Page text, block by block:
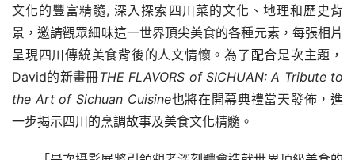
文化的豐富精髓, 深入探索四川菜的文化、地理和歷史背
景，邀請觀眾細味這一世界頂尖美食的各種元素，每張相片
呈現四川傳統美食背後的人文情懷。為了配合是次主題，
David的新畫冊THE FLAVORS of SICHUAN: A Tribute to
the Art of Sichuan Cuisine也將在開幕典禮當天發佈，進
一步揭示四川的烹調故事及美食文化精髓。